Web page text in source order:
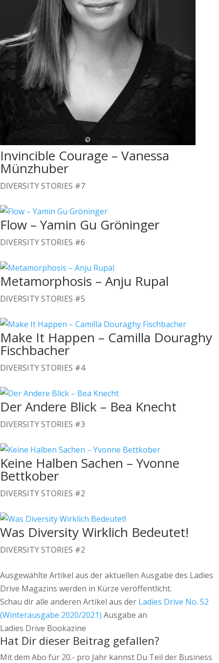
Invincible Courage – Vanessa
Münzhuber
DIVERSITY STORIES #7
Flow – Yamin Gu Gröninger
DIVERSITY STORIES #6
Metamorphosis – Anju Rupal
DIVERSITY STORIES #5
Make It Happen – Camilla Douraghy
Fischbacher
DIVERSITY STORIES #4
Der Andere Blick – Bea Knecht
DIVERSITY STORIES #3
Keine Halben Sachen – Yvonne
Bettkober
DIVERSITY STORIES #2
Was Diversity Wirklich Bedeutet!
DIVERSITY STORIES #2
Ausgewählte Artikel aus der aktuellen Ausgabe des Ladies
Drive Magazins werden in Kürze veröffentlicht.
Schau dir alle anderen Artikel aus der Ladies Drive No. 52
(Winterausgabe 2020/2021) Ausgabe an
Ladies Drive Bookazine
Hat Dir dieser Beitrag gefallen?
Mit dem Abo für 20.- pro Jahr kannst Du Teil der Business